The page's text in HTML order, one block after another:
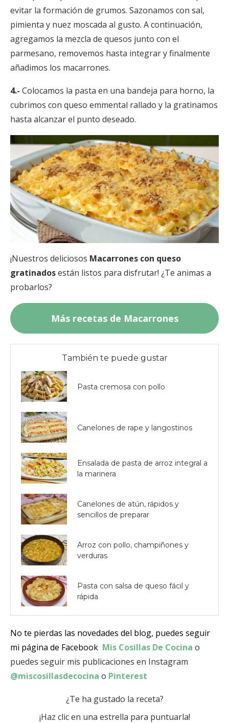
evitar la formación de grumos. Sazonamos con sal,
pimienta y nuez moscada al gusto. A continuación,
agregamos la mezcla de quesos junto con el
parmesano, removemos hasta integrar y finalmente
añadimos los macarrones.
4.- Colocamos la pasta en una bandeja para horno, la
cubrimos con queso emmental rallado y la gratinamos
hasta alcanzar el punto deseado.
¡Nuestros deliciosos Macarrones con queso
gratinadosestán listos para disfrutar! ¿Te animas a
probarlos?
Más recetas de Macarrones
También te puede gustar
Pasta cremosa con pollo
Canelones de rape y langostinos
Ensalada de pasta de arroz integral a
la marinera
Canelones de atún, rápidos y
sencillos de preparar
Arroz con pollo, champiñones y
verduras
Pasta con salsa de queso fácil y
rápida
No te pierdas las novedades del blog, puedes seguir
mi página de Facebook Mis Cosillas De Cocina o
puedes seguir mis publicaciones en Instagram
@miscosillasdecocina o Pinterest
¿Te ha gustado la receta?
¡Haz clic en una estrella para puntuarla!